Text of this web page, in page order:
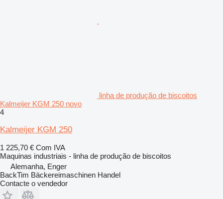
linha de produção de biscoitos
Kalmeijer KGM 250 novo
4
Kalmeijer KGM 250
1 225,70 € Com IVA
Maquinas industriais - linha de produção de biscoitos
Alemanha, Enger
BackTim Bäckereimaschinen Handel
Contacte o vendedor